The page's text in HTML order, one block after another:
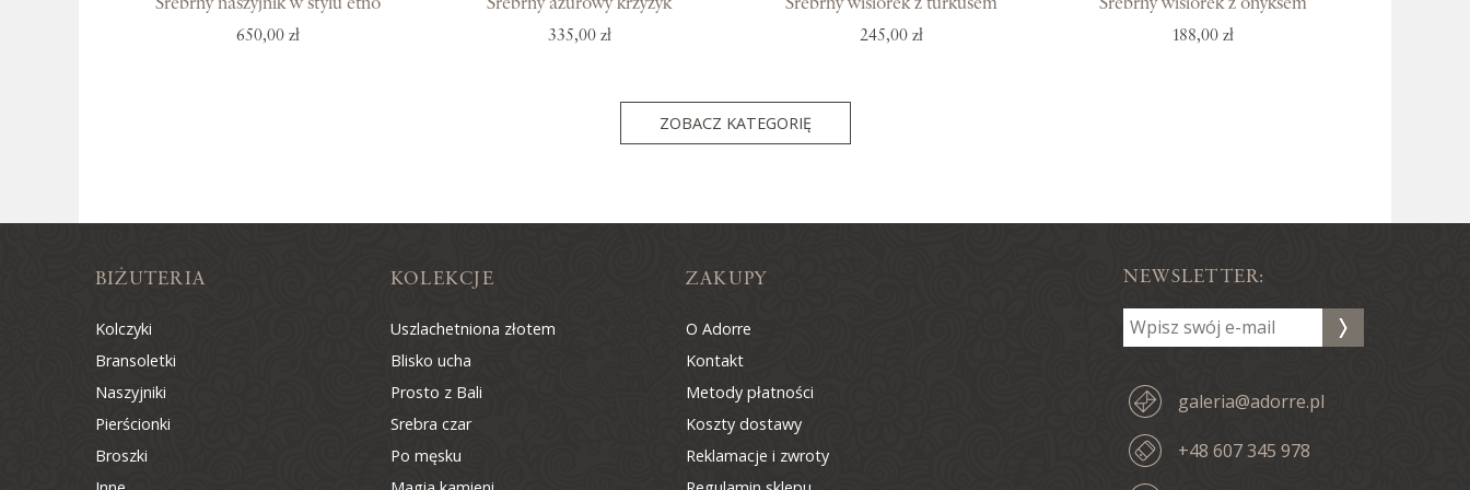
650,00 zł 335,00 zł 245,00 zł 188,00 zł
ZOBACZ KATEGORIĘ
NEWSLETTER:
galeria@adorre.pl
+48 607 345 978
BIŻUTERIA
Kolczyki
Bransoletki
Naszyjniki
Pierścionki
Broszki
KOLEKCJE
Uszlachetniona złotem
Blisko ucha
Prosto z Bali
Srebra czar
Po męsku
ZAKUPY
O Adorre
Kontakt
Metody płatności
Koszty dostawy
Reklamacje i zwroty